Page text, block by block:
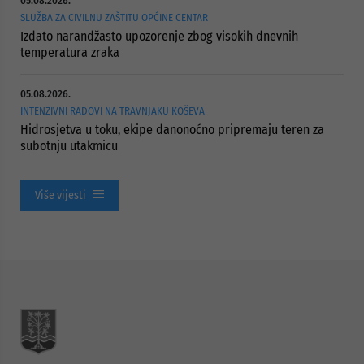
SLUŽBA ZA CIVILNU ZAŠTITU OPĆINE CENTAR
Izdato narandžasto upozorenje zbog visokih dnevnih
temperatura zraka
05.08.2026.
INTENZIVNI RADOVI NA TRAVNJAKU KOŠEVA
Hidrosjetva u toku, ekipe danonoćno pripremaju teren za
subotnju utakmicu
Više vijesti